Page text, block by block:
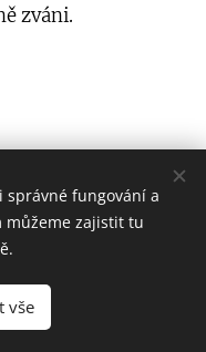
zváni.
2022
správné fungování a
můžeme zajistit tu
vše